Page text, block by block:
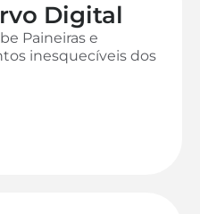
Digital
Paineiras e
inesquecíveis dos